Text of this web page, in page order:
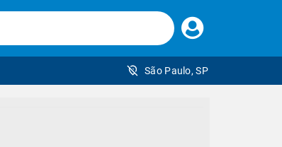
Faça
seu
São Paulo, SP